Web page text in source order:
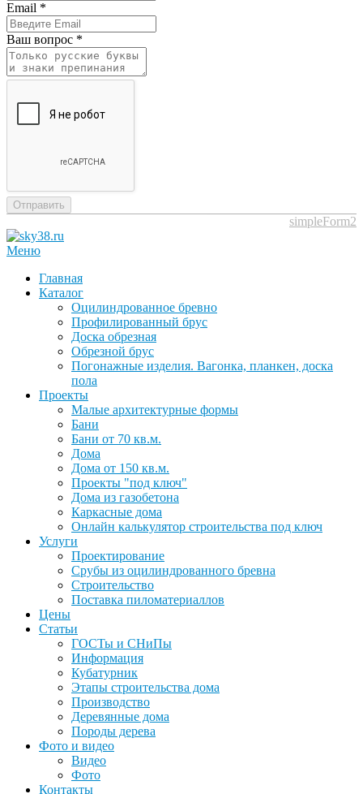
Email *
Ваш вопрос *
Отправить
simpleForm2
Меню
Главная
Каталог
Оцилиндрованное бревно
Профилированный брус
Доска обрезная
Обрезной брус
Погонажные изделия. Вагонка, планкен, доска
пола
Проекты
Малые архитектурные формы
Бани
Бани от 70 кв.м.
Дома
Дома от 150 кв.м.
Проекты "под ключ"
Дома из газобетона
Каркасные дома
Онлайн калькулятор строительства под ключ
Услуги
Проектирование
Срубы из оцилиндрованного бревна
Строительство
Поставка пиломатериаллов
Цены
Статьи
ГОСТы и СНиПы
Информация
Кубатурник
Этапы строительства дома
Производство
Деревянные дома
Породы дерева
Фото и видео
Видео
Фото
Контакты